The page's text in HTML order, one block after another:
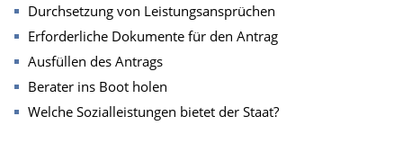
Durchsetzung von Leistungsansprüchen
Erforderliche Dokumente für den Antrag
Ausfüllen des Antrags
Berater ins Boot holen
Welche Sozialleistungen bietet der Staat?